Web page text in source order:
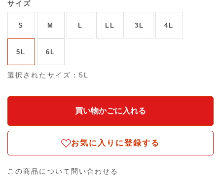
サイズ
S M L LL 3L 4L
5L 6L
選択されたサイズ：5L
お気に入りに登録する
この商品について問い合わせる